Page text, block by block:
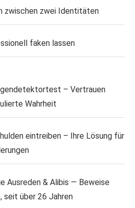
zwischen zwei Identitäten
faken lassen
– Vertrauen
Wahrheit
eintreiben – Ihre Lösung für
Ausreden & Alibis — Beweise
über 26 Jahren